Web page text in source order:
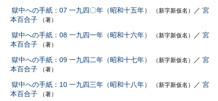
獄中への手紙：07 一九四〇年（昭和十五年） （新字新仮名） ／ 宮
本百合子
（著）
獄中への手紙：08 一九四一年（昭和十六年） （新字新仮名） ／ 宮
本百合子
（著）
獄中への手紙：09 一九四二年（昭和十七年） （新字新仮名） ／ 宮
本百合子
（著）
獄中への手紙：10 一九四三年（昭和十八年） （新字新仮名） ／ 宮
本百合子
（著）